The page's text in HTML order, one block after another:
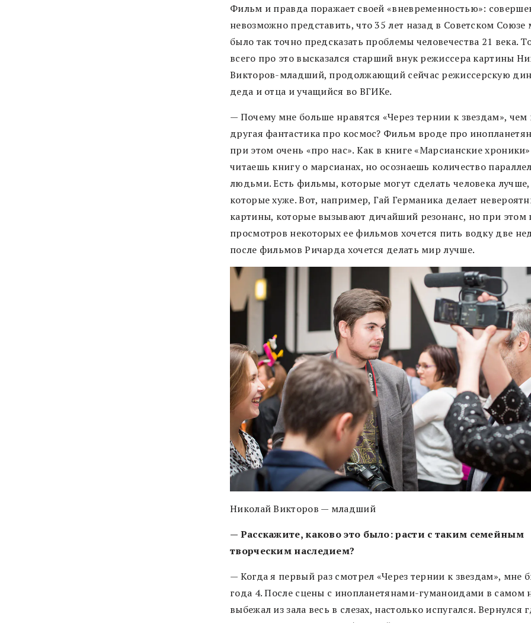
Фильм и правда поражает своей «вневременностью»:
невозможно представить, что 35 лет назад в Советском
было так точно предсказать проблемы человечества 21 века.
всего про это высказался старший внук режиссера картины
Викторов-младший, продолжающий сейчас режиссерскую
деда и отца и учащийся во ВГИКе.
— Почему мне больше нравятся «Через тернии к звездам», чем
другая фантастика про космос? Фильм вроде про
при этом очень «про нас». Как в книге «Марсианские
читаешь книгу о марсианах, но осознаешь количество
людьми. Есть фильмы, которые могут сделать человека лучше,
которые хуже. Вот, например, Гай Германика делает
картины, которые вызывают дичайший резонанс, но при этом
просмотров некоторых ее фильмов хочется пить водку две
после фильмов Ричарда хочется делать мир лучше.
Николай Викторов — младший
— Расскажите, каково это было: расти с таким семейным
творческим наследием?
— Когда я первый раз смотрел «Через тернии к звездам», мне
года 4. После сцены с инопланетянами-гуманоидами в самом
выбежал из зала весь в слезах, настолько испугался. Вернулся